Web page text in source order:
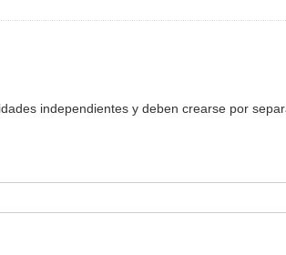
independientes y deben crearse por